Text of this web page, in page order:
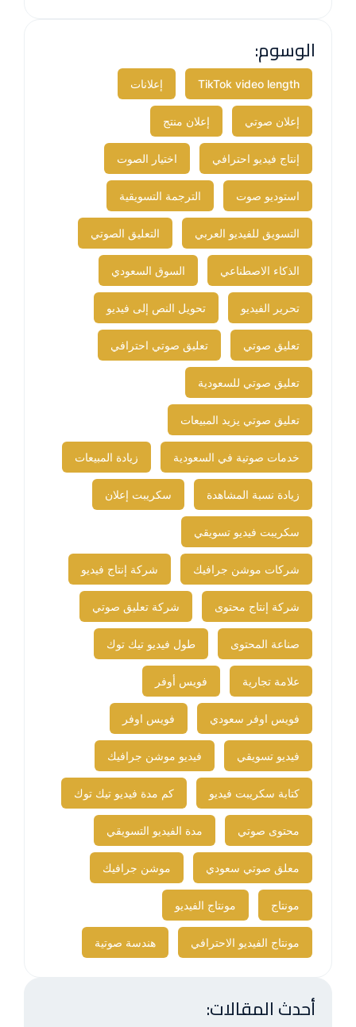
الوسوم:
TikTok video length إعلانات​
إعلان صوتي إعلان منتج
إنتاج فيديو احترافي اختيار الصوت
استوديو صوت الترجمة التسويقية
التسويق للفيديو العربي التعليق الصوتي
الذكاء الاصطناعي السوق السعودي
تحرير الفيديو تحويل النص إلى فيديو
تعليق صوتي تعليق صوتي احترافي
تعليق صوتي للسعودية
تعليق صوتي يزيد المبيعات
خدمات صوتية في السعودية زيادة المبيعات
زيادة نسبة المشاهدة سكريبت إعلان
سكريبت فيديو تسويقي
شركات موشن جرافيك شركة إنتاج فيديو
شركة إنتاج محتوى شركة تعليق صوتي
صناعة المحتوى طول فيديو تيك توك
علامة تجارية فويس أوفر
فويس اوفر سعودي فويس اوفر​
فيديو تسويقي فيديو موشن جرافيك
كتابة سكريبت فيديو كم مدة فيديو تيك توك
محتوى صوتي مدة الفيديو التسويقي
معلق صوتي سعودي موشن جرافيك
مونتاج مونتاج الفيديو
مونتاج الفيديو الاحترافي هندسة صوتية
أحدث المقالات: